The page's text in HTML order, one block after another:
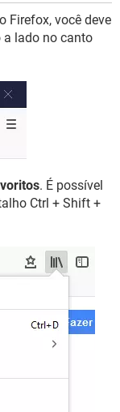
Firefox, você deve
a lado no canto
. É possível
Ctrl + Shift +